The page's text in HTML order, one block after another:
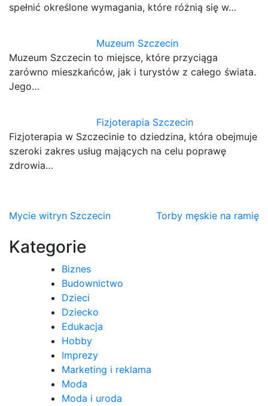
spełnić określone wymagania, które różnią się w…
Muzeum Szczecin
Muzeum Szczecin to miejsce, które przyciąga
zarówno mieszkańców, jak i turystów z całego świata.
Jego…
Fizjoterapia Szczecin
Fizjoterapia w Szczecinie to dziedzina, która obejmuje
szeroki zakres usług mających na celu poprawę
zdrowia…
Nawigacja
wpisu
Mycie witryn Szczecin Torby męskie na ramię
Kategorie
Biznes
Budownictwo
Dzieci
Dziecko
Edukacja
Hobby
Imprezy
Marketing i reklama
Moda
Moda i uroda